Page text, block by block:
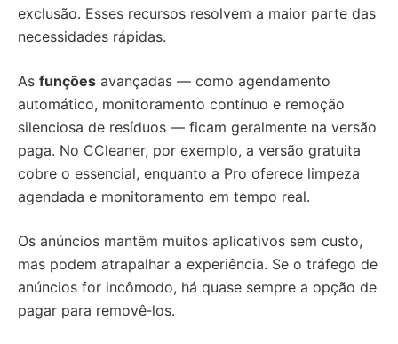
exclusão. Esses recursos resolvem a maior parte das
necessidades rápidas.
As funções avançadas — como agendamento
automático, monitoramento contínuo e remoção
silenciosa de resíduos — ficam geralmente na versão
paga. No CCleaner, por exemplo, a versão gratuita
cobre o essencial, enquanto a Pro oferece limpeza
agendada e monitoramento em tempo real.
Os anúncios mantêm muitos aplicativos sem custo,
mas podem atrapalhar a experiência. Se o tráfego de
anúncios for incômodo, há quase sempre a opção de
pagar para removê‑los.